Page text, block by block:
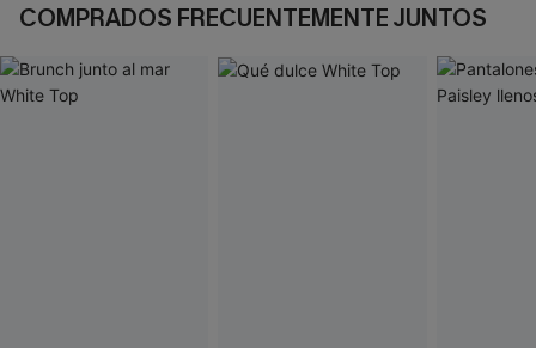
COMPRADOS FRECUENTEMENTE JUNTOS